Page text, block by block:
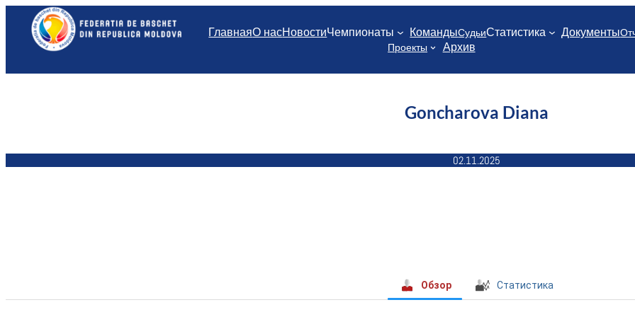
Перейти
содержимому
ГлавнаяО насНовостиЧемпионаты КомандыСудьиСтатистика Документы
Проекты
Архив
Goncharova Diana
02.11.2025
Обзор Статистика